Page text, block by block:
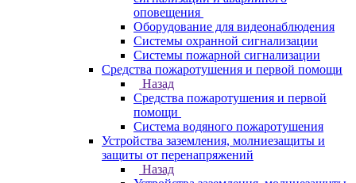
оповещения
Оборудование для видеонаблюдения
Системы охранной сигнализации
Системы пожарной сигнализации
Средства пожаротушения и первой помощи
Назад
Средства пожаротушения и первой
помощи
Система водяного пожаротушения
Устройства заземления, молниезащиты и
защиты от перенапряжений
Назад